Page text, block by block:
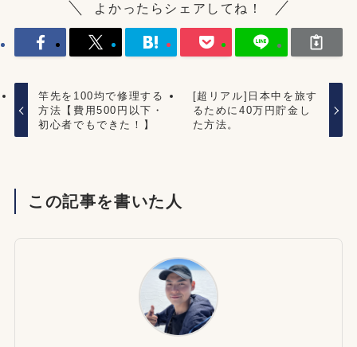
よかったらシェアしてね！
竿先を100均で修理する
方法【費用500円以下・
初心者でもできた！】
[超リアル]日本中を旅す
るために40万円貯金し
た方法。
この記事を書いた人